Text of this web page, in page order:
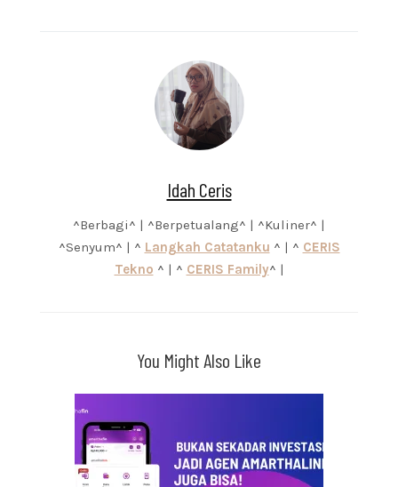
Idah Ceris
^Berbagi^ | ^Berpetualang^ | ^Kuliner^ |
^Senyum^ | ^ Langkah Catatanku ^ | ^ CERIS
Tekno ^ | ^ CERIS Family^ |
You Might Also Like